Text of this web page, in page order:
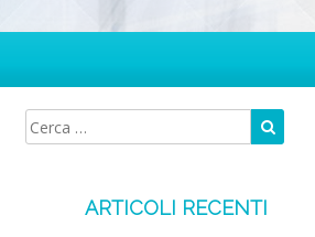
ARTICOLI RECENTI